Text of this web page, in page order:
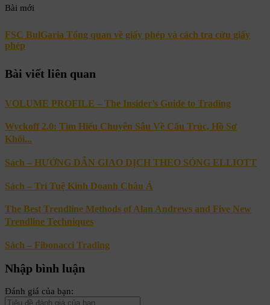
Bài mới
FSC BulGaria Tổng quan về giấy phép và cách tra cứu giấy
phép
Bài viết liên quan
VOLUME PROFILE – The Insider’s Guide to Trading
Wyckoff 2.0: Tìm Hiểu Chuyên Sâu Về Cấu Trúc, Hồ Sơ
Khối...
Sách – HƯỚNG DẪN GIAO DỊCH THEO SÓNG ELLIOTT
Sách – Trí Tuệ Kinh Doanh Châu Á
The Best Trendline Methods of Alan Andrews and Five New
Trendline Techniques
Sách – Fibonacci Trading
Nhập bình luận
Đánh giá của bạn: